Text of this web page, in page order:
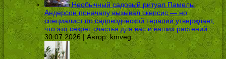
Необычный садовый ритуал Памелы
Андерсон поначалу вызывал скепсис — но
специалист по садоводческой терапии утверждает,
что это секрет счастья для вас и ваших растений
30.07.2026 | Автор: kmveg